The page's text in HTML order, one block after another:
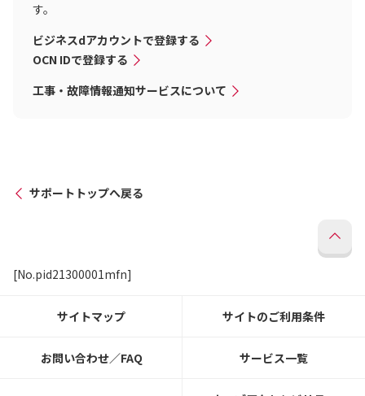
す。
ビジネスdアカウントで登録する
OCN IDで登録する
工事・故障情報通知サービスについて
サポートトップへ戻る
[No.pid21300001mfn]
サイトマップ サイトのご利用条件
お問い合わせ／FAQ サービス一覧